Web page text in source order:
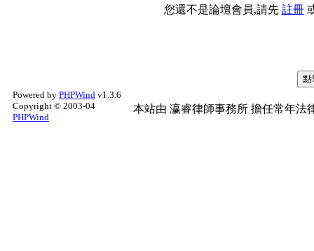
您還不是論壇會員,請先 註冊
Powered by PHPWind v1.3.6
Copyright © 2003-04
PHPWind
本站由 瀛睿律師事務所 擔任常年法